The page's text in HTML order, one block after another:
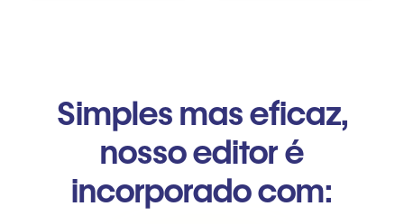
Simples mas eficaz,
nosso editor é
incorporado com: